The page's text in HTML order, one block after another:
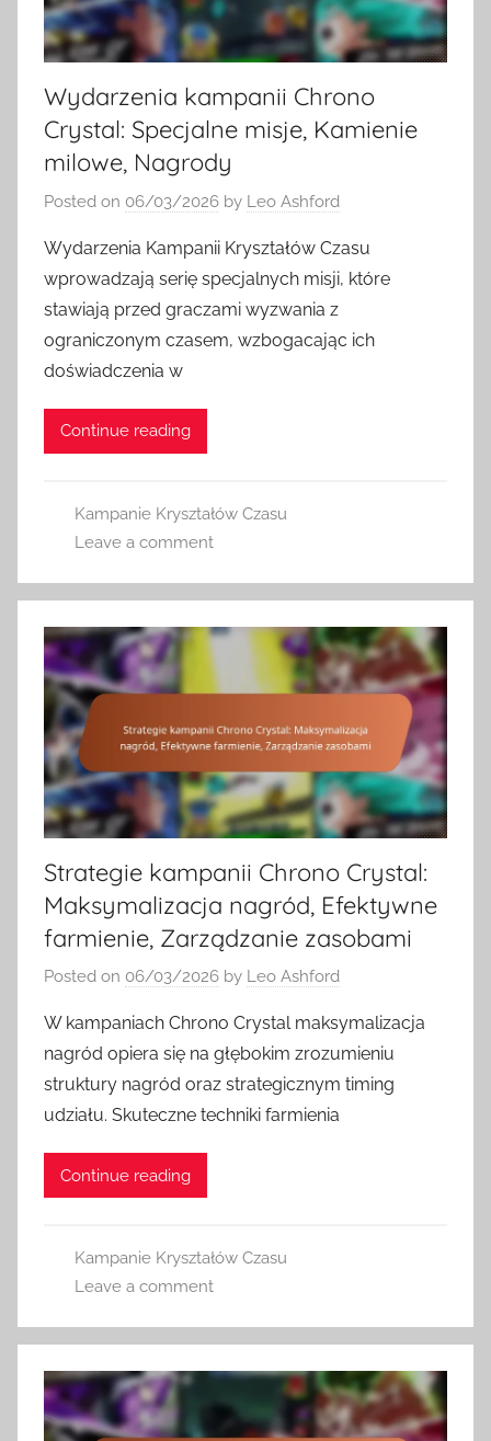
Wydarzenia kampanii Chrono
Crystal: Specjalne misje, Kamienie
milowe, Nagrody
Posted on 06/03/2026 by Leo Ashford
Wydarzenia Kampanii Kryształów Czasu
wprowadzają serię specjalnych misji, które
stawiają przed graczami wyzwania z
ograniczonym czasem, wzbogacając ich
doświadczenia w
Continue reading
Kampanie Kryształów Czasu
Leave a comment
Strategie kampanii Chrono Crystal:
Maksymalizacja nagród, Efektywne
farmienie, Zarządzanie zasobami
Posted on 06/03/2026 by Leo Ashford
W kampaniach Chrono Crystal maksymalizacja
nagród opiera się na głębokim zrozumieniu
struktury nagród oraz strategicznym timing
udziału. Skuteczne techniki farmienia
Continue reading
Kampanie Kryształów Czasu
Leave a comment